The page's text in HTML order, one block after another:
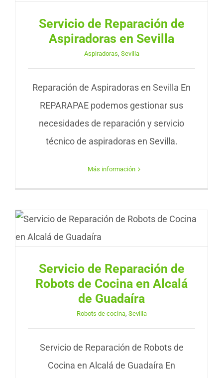
Servicio de Reparación de
Aspiradoras en Sevilla
Aspiradoras, Sevilla
Reparación de Aspiradoras en Sevilla En
REPARAPAE podemos gestionar sus
necesidades de reparación y servicio
técnico de aspiradoras en Sevilla.
Más información
Servicio de Reparación de
Robots de Cocina en Alcalá
de Guadaíra
Robots de cocina, Sevilla
Servicio de Reparación de Robots de
Cocina en Alcalá de Guadaíra En